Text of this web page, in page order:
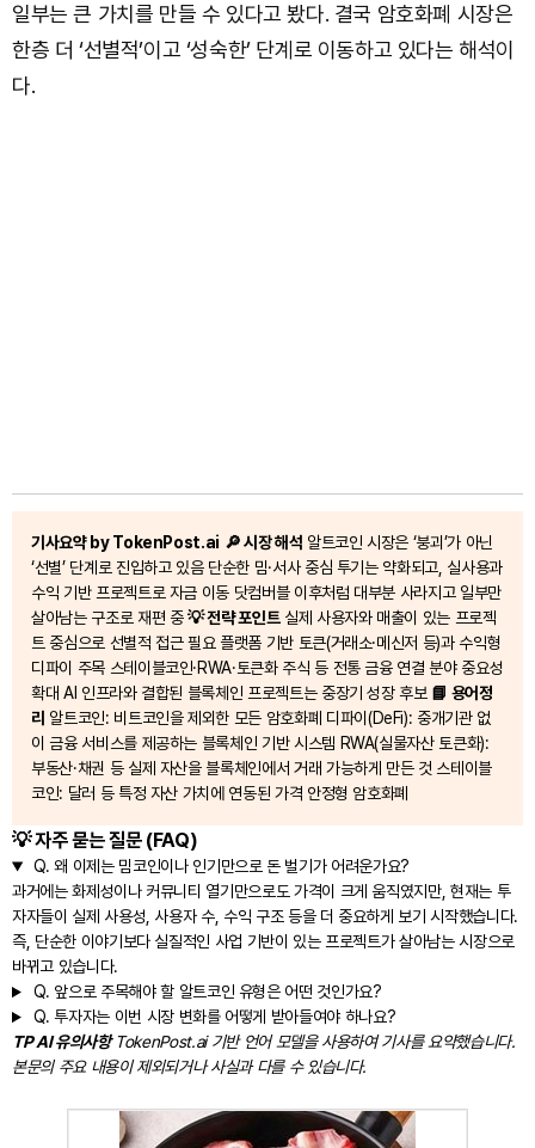
일부는 큰 가치를 만들 수 있다고 봤다. 결국 암호화폐 시장은
한층 더 ‘선별적’이고 ‘성숙한’ 단계로 이동하고 있다는 해석이
다.
기사요약 by TokenPost.ai 🔎 시장 해석 알트코인 시장은 ‘붕괴’가 아닌
‘선별’ 단계로 진입하고 있음 단순한 밈·서사 중심 투기는 약화되고, 실사용과
수익 기반 프로젝트로 자금 이동 닷컴버블 이후처럼 대부분 사라지고 일부만
살아남는 구조로 재편 중💡 전략 포인트실제 사용자와 매출이 있는 프로젝
트 중심으로 선별적 접근 필요 플랫폼 기반 토큰(거래소·메신저 등)과 수익형
디파이 주목 스테이블코인·RWA·토큰화 주식 등 전통 금융 연결 분야 중요성
확대 AI 인프라와 결합된 블록체인 프로젝트는 중장기 성장 후보 📘 용어정
리 알트코인: 비트코인을 제외한 모든 암호화폐 디파이(DeFi): 중개기관 없
이 금융 서비스를 제공하는 블록체인 기반 시스템 RWA(실물자산 토큰화):
부동산·채권 등 실제 자산을 블록체인에서 거래 가능하게 만든 것 스테이블
코인: 달러 등 특정 자산 가치에 연동된 가격 안정형 암호화폐
💡 자주 묻는 질문 (FAQ)
Q. 왜 이제는 밈코인이나 인기만으로 돈 벌기가 어려운가요?
과거에는 화제성이나 커뮤니티 열기만으로도 가격이 크게 움직였지만, 현재는 투
자자들이 실제 사용성, 사용자 수, 수익 구조 등을 더 중요하게 보기 시작했습니다.
즉, 단순한 이야기보다 실질적인 사업 기반이 있는 프로젝트가 살아남는 시장으로
바뀌고 있습니다.
Q. 앞으로 주목해야 할 알트코인 유형은 어떤 것인가요?
Q. 투자자는 이번 시장 변화를 어떻게 받아들여야 하나요?
TP AI 유의사항TokenPost.ai 기반 언어 모델을 사용하여 기사를 요약했습니다.
본문의 주요 내용이 제외되거나 사실과 다를 수 있습니다.